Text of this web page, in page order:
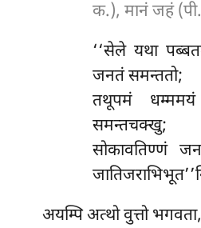
क.), मानं जहं
‘‘सेले यथा
जनतं समन्ततो;
तथूपमं धम्ममयं
समन्तचक्खु;
सोकावतिण्णं
अयम्पि अत्थो वुत्तो